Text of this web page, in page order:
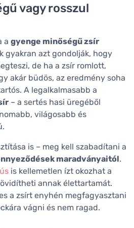
vagy rosszul
a gyenge minőségű zsír
gyakran azt gondolják, hogy
de ha a zsír romlott,
akár büdös, az eredmény soha
A legalkalmasabb a
– a sertés hasi üregéből
világosabb és
is – meg kell szabadítani a
maradványaitól.
is kellemetlen ízt okozhat a
annak élettartamát.
a zsírt enyhén megfagyasztani
vágni és nem ragad.